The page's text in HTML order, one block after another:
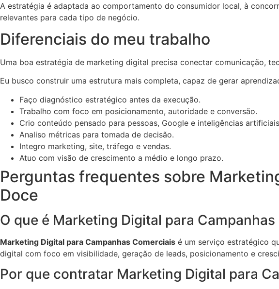
A estratégia é adaptada ao comportamento do consumidor local, à
relevantes para cada tipo de negócio.
Diferenciais do meu trabalho
Uma boa estratégia de marketing digital precisa conectar comunicação,
Eu busco construir uma estrutura mais completa, capaz de gerar
Faço diagnóstico estratégico antes da execução.
Trabalho com foco em posicionamento, autoridade e conversão.
Crio conteúdo pensado para pessoas, Google e inteligências
Analiso métricas para tomada de decisão.
Integro marketing, site, tráfego e vendas.
Atuo com visão de crescimento a médio e longo prazo.
Perguntas frequentes sobre
Doce
O que é Marketing Digital para
Marketing Digital para Campanhas Comerciais é um serviço estratégico
digital com foco em visibilidade, geração de leads, posicionamento e
Por que contratar Marketing Digital para